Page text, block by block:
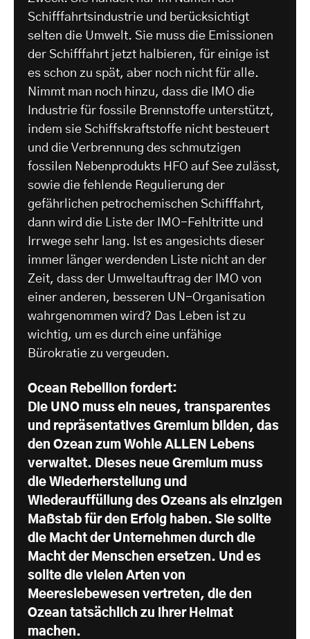
Schifffahrtsindustrie und berücksichtigt
selten die Umwelt. Sie muss die Emissionen
der Schifffahrt jetzt halbieren, für einige ist
es schon zu spät, aber noch nicht für alle.
Nimmt man noch hinzu, dass die IMO die
Industrie für fossile Brennstoffe unterstützt,
indem sie Schiffskraftstoffe nicht besteuert
und die Verbrennung des schmutzigen
fossilen Nebenprodukts HFO auf See zulässt,
sowie die fehlende Regulierung der
gefährlichen petrochemischen Schifffahrt,
dann wird die Liste der IMO-Fehltritte und
Irrwege sehr lang. Ist es angesichts dieser
immer länger werdenden Liste nicht an der
Zeit, dass der Umweltauftrag der IMO von
einer anderen, besseren UN-Organisation
wahrgenommen wird? Das Leben ist zu
wichtig, um es durch eine unfähige
Bürokratie zu vergeuden.
Ocean Rebellion fordert:
Die UNO muss ein neues, transparentes
und repräsentatives Gremium bilden, das
den Ozean zum Wohle ALLEN Lebens
verwaltet. Dieses neue Gremium muss
die Wiederherstellung und
Wiederauffüllung des Ozeans als einzigen
Maßstab für den Erfolg haben. Sie sollte
die Macht der Unternehmen durch die
Macht der Menschen ersetzen. Und es
sollte die vielen Arten von
Meereslebewesen vertreten, die den
Ozean tatsächlich zu ihrer Heimat
machen.